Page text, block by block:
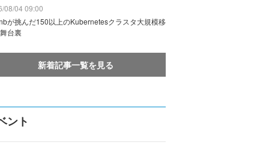
08/04 09:00
が挑んだ150以上のKubernetesクラスタ大規模移
台裏
新着記事一覧を見る
ント